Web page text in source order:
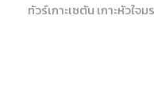
ทัวร์เกาะเซตัน เกาะหัวใจ